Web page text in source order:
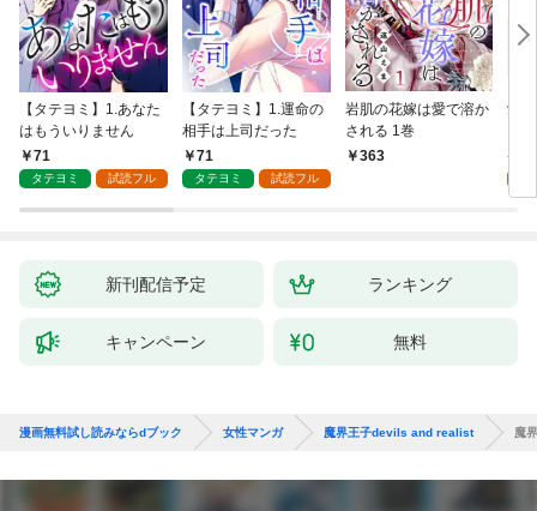
【タテヨミ】1.あなた
はもういりません
71
タテヨミ 試読フル
【タテヨミ】1.運命の
相手は上司だった
71
タテヨミ 試読フル
岩肌の花嫁は愛で溶か
される 1巻
363
愛
新刊配信予定 ランキング
キャンペーン 無料
漫画無料試し読みならdブック 女性マンガ 魔界王子devils and realist 魔